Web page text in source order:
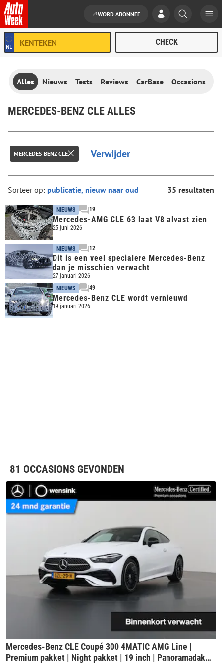
Ga naar de inhoud
WORD ABONNEE
Alles Nieuws Tests Reviews CarBase Occasions
MERCEDES-BENZ CLE ALLES
MERCEDES-BENZ CLE Verwijder
Sorteer op: 35 resultaten
NIEUWS 19
Mercedes-AMG CLE 63 laat V8 alvast zien
25 juni 2026
NIEUWS 12
Dit is een veel specialere Mercedes-Benz
dan je misschien verwacht
27 januari 2026
NIEUWS
49
Mercedes-Benz CLE wordt vernieuwd
19 januari 2026
81 OCCASIONS GEVONDEN
Mercedes-Benz CLE Coupé 300 4MATIC AMG Line |
Premium pakket | Night pakket | 19 inch | Panoramadak |